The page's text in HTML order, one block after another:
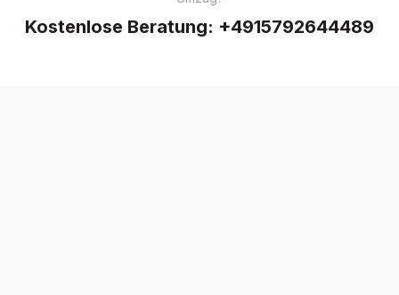
Kostenlose Beratung: +4915792644489